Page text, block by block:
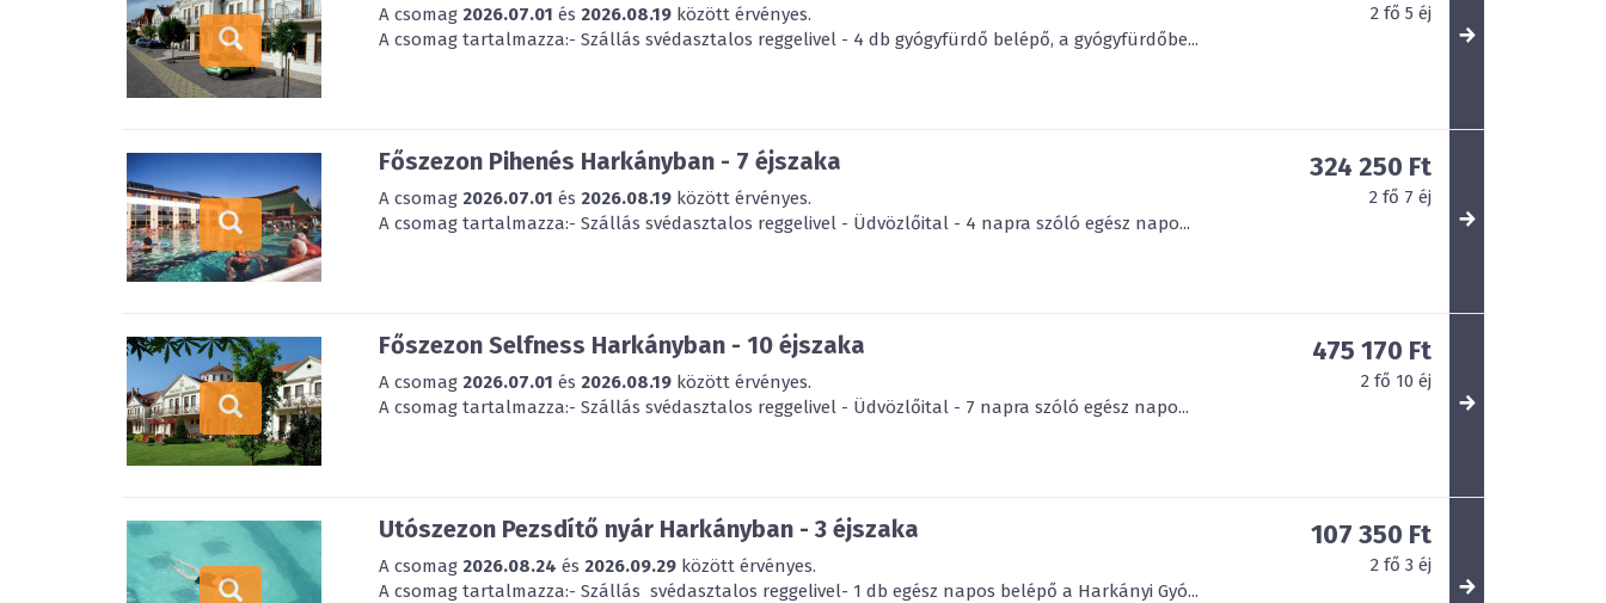
A csomag 2026.07.01 és 2026.08.19 között érvényes.
A csomag tartalmazza:- Szállás svédasztalos reggelivel - 4 db gyógyfürdő belépő, a gyógyfürdőbe...
2 fő 5 éj
Főszezon Pihenés Harkányban - 7 éjszaka
A csomag 2026.07.01 és 2026.08.19 között érvényes.
A csomag tartalmazza:- Szállás svédasztalos reggelivel - Üdvözlőital - 4 napra szóló egész napo...
324 250 Ft
2 fő 7 éj
Főszezon Selfness Harkányban - 10 éjszaka
A csomag 2026.07.01 és 2026.08.19 között érvényes.
A csomag tartalmazza:- Szállás svédasztalos reggelivel - Üdvözlőital - 7 napra szóló egész napo...
475 170 Ft
2 fő 10 éj
Utószezon Pezsdítő nyár Harkányban - 3 éjszaka
A csomag 2026.08.24 és 2026.09.29 között érvényes.
A csomag tartalmazza:- Szállás svédasztalos reggelivel- 1 db egész napos belépő a Harkányi Gyó...
107 350 Ft
2 fő 3 éj